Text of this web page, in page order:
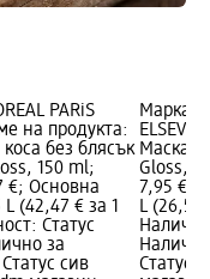
PARiS
на продукта:
без блясък
150 ml;
€; Основна
(42,47 € за 1
Статус
за
сив
Марка:
Маска
Gloss,
7,95 €;
L (26,50
Статус